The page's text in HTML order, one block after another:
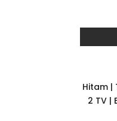
Hitam |
2 TV |